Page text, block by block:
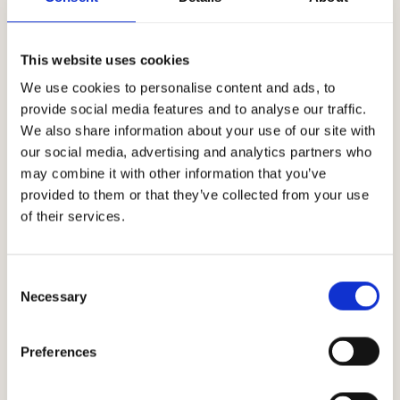
This website uses cookies
We use cookies to personalise content and ads, to
provide social media features and to analyse our traffic.
We also share information about your use of our site with
our social media, advertising and analytics partners who
may combine it with other information that you’ve
provided to them or that they’ve collected from your use
of their services.
Selection
Necessary
Preferences
Ein Sozialprojekt, das aus der Zusammenarbeit zwischen
Frescobaldi und der Strafanstalt Gorgona entstanden ist.
Die Agronomen und Önologen von Frescobaldi arbeiten seit
2011 mit den Gefangenen zusammen und vermitteln ihnen
dabei ihre Kompetenzen im Bereich des Weinbaus und des
Weins, die sie einsetzen können, um sich eine neue Zukunft
aufzubauen.
Das Projekt Gorgona
Gefängnisinsel Europas. Hier verbringen die Häftlinge den
letzten Teil ihrer Freiheitsstrafe. Sie arbeiten, leben in der Natur
und erhalten die Möglichkeit, wieder in die Gesellschaft und
das Berufsleben eingegliedert zu werden.